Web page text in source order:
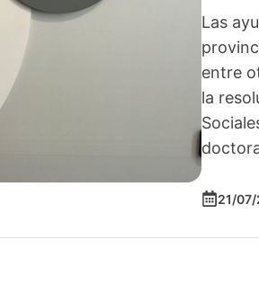
Las
entre
la
21/